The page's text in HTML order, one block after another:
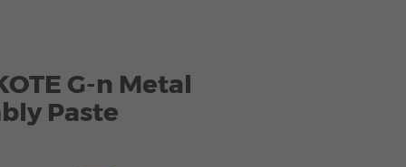
G-n Metal
Paste